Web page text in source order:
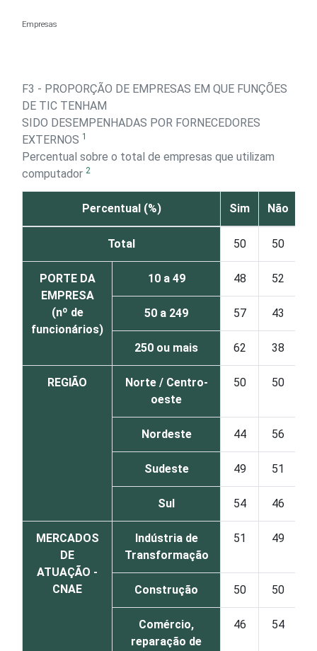
Empresas
F3 - PROPORÇÃO DE EMPRESAS EM QUE FUNÇÕES
DE TIC TENHAM
SIDO DESEMPENHADAS POR FORNECEDORES
EXTERNOS 1
Percentual sobre o total de empresas que utilizam
computador 2
Percentual (%) Sim Não
Total 50 50
PORTE DA
EMPRESA
(nº de
funcionários)
10 a 49 48 52
50 a 249 57 43
250 ou mais 62 38
REGIÃO
Norte / Centro-
oeste
50 50
Nordeste 44 56
Sudeste 49 51
Sul 54 46
MERCADOS
DE
ATUAÇÃO -
CNAE
Indústria de
Transformação
51 49
Construção 50 50
Comércio,
reparação de
46 54